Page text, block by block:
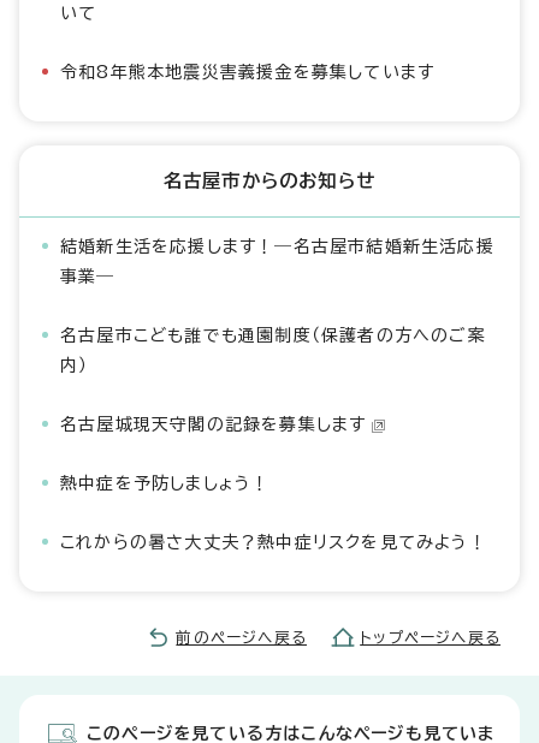
いて
令和8年熊本地震災害義援金を募集しています
名古屋市からのお知らせ
結婚新生活を応援します！―名古屋市結婚新生活応援
事業―
名古屋市こども誰でも通園制度（保護者の方へのご案
内）
名古屋城現天守閣の記録を募集します
熱中症を予防しましょう！
これからの暑さ大丈夫？熱中症リスクを見てみよう！
前のページへ戻る トップページへ戻る
このページを見ている方はこんなページも見ていま